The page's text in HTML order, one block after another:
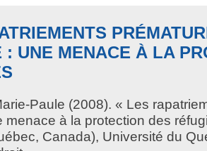
: UNE MENACE À LA
Paule (2008). « Les
menace à la protection des
Canada), Université du